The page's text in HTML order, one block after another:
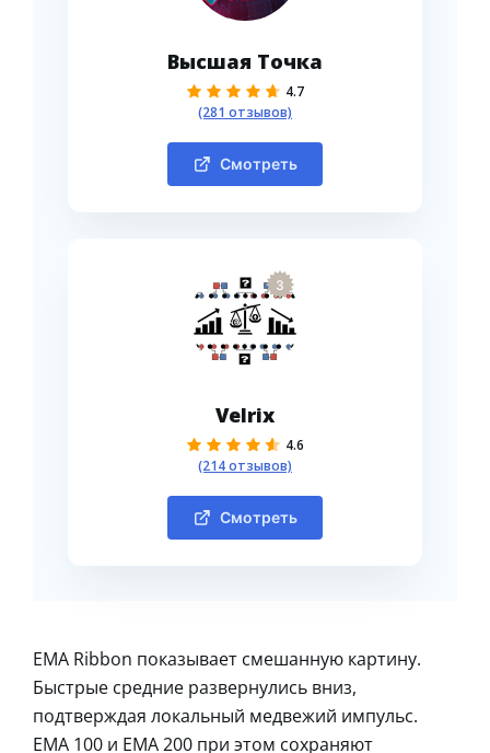
Высшая Точка
4.7
(281 отзывов)
Смотреть
3
Velrix
4.6
(214 отзывов)
Смотреть
EMA Ribbon показывает смешанную картину.
Быстрые средние развернулись вниз,
подтверждая локальный медвежий импульс.
EMA 100 и EMA 200 при этом сохраняют